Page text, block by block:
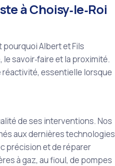
à Choisy‑le‑Roi
pourquoi Albert et Fils
savoir‑faire et la proximité.
essentielle lorsque
de ses interventions. Nos
aux dernières technologies
précision et de réparer
à gaz, au fioul, de pompes